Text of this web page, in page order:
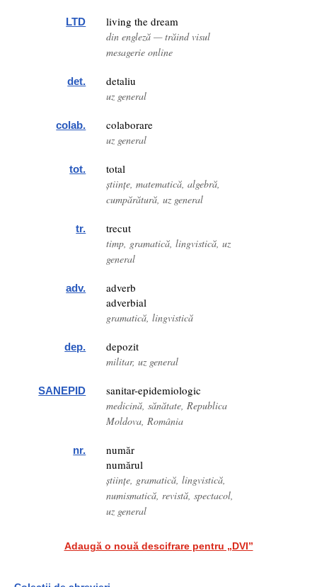
LTD living the dream
din engleză — trăind visul
mesagerie online
det. detaliu
uz general
colab. colaborare
uz general
tot. total
științe, matematică, algebră,
cumpărătură, uz general
tr. trecut
timp, gramatică, lingvistică, uz
general
adv.
adverb
adverbial
gramatică, lingvistică
dep. depozit
militar, uz general
SANEPID sanitar-epidemiologic
medicină, sănătate, Republica
Moldova, România
nr.
număr
numărul
științe, gramatică, lingvistică,
numismatică, revistă, spectacol,
uz general
Adaugă o nouă descifrare pentru „DVI”